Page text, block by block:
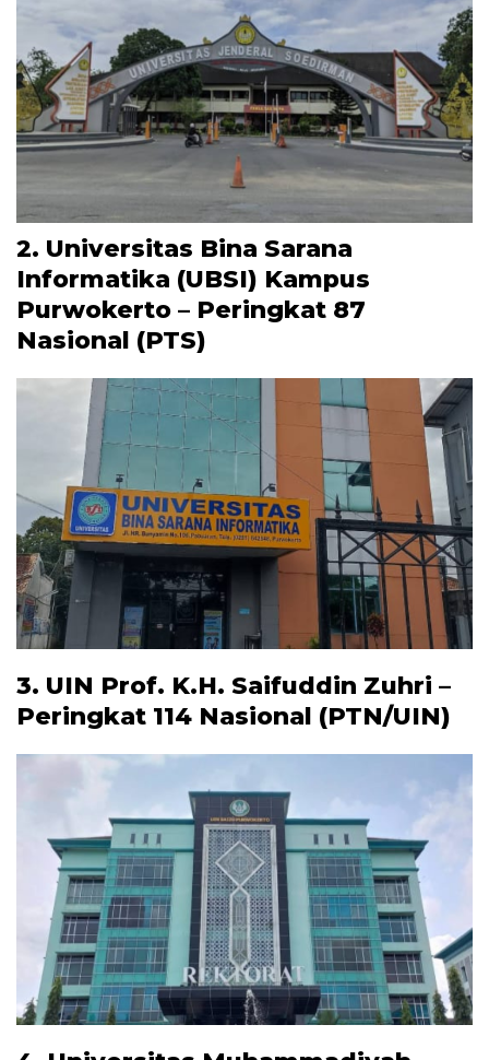
2. Universitas Bina Sarana
Informatika (UBSI) Kampus
Purwokerto – Peringkat 87
Nasional (PTS)
3. UIN Prof. K.H. Saifuddin Zuhri –
Peringkat 114 Nasional (PTN/UIN)